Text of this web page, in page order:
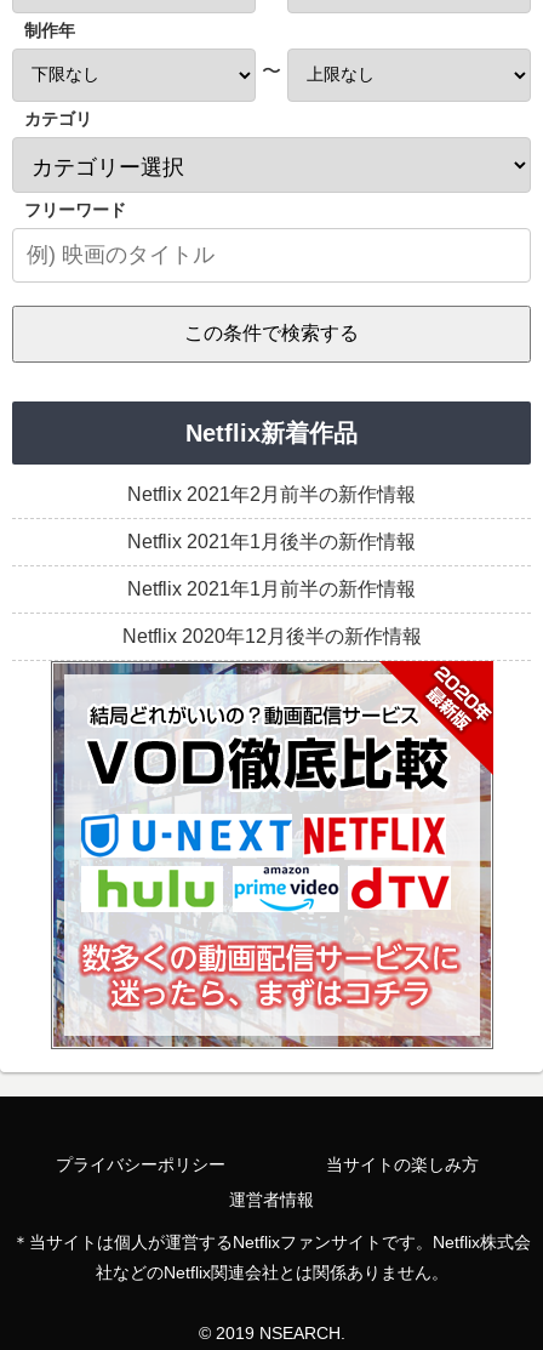
制作年
〜
カテゴリ
フリーワード
Netflix新着作品
Netflix 2021年2月前半の新作情報
Netflix 2021年1月後半の新作情報
Netflix 2021年1月前半の新作情報
Netflix 2020年12月後半の新作情報
プライバシーポリシー
当サイトの楽しみ方
運営者情報
＊当サイトは個人が運営するNetflixファンサイトです。Netflix株式会
社などのNetflix関連会社とは関係ありません。
© 2019 NSEARCH.